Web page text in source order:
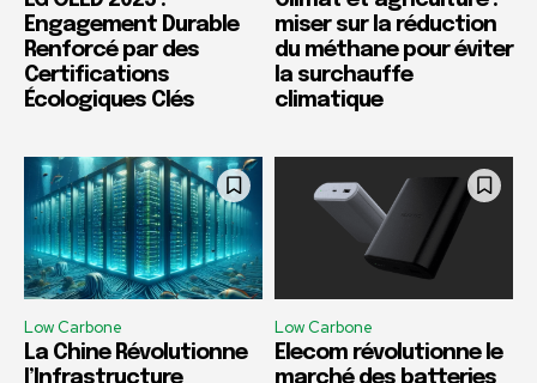
Engagement Durable
Renforcé par des
Certifications
Écologiques Clés
miser sur la réduction
du méthane pour éviter
la surchauffe
climatique
Low Carbone
La Chine Révolutionne
l’Infrastructure
Low Carbone
Elecom révolutionne le
marché des batteries